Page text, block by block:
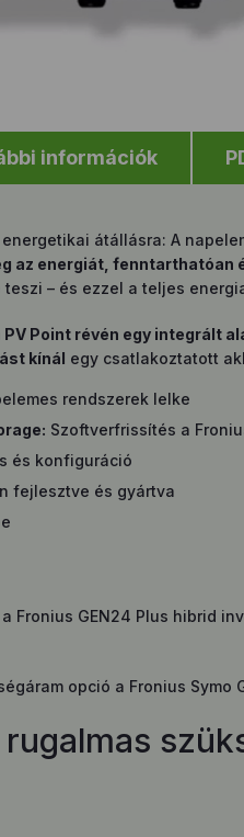
információk
átállásra: A
az energiát, fenntarthatóan
– és ezzel a teljes
PV Point révén egy integrált
kínál egy csatlakoztatott
rendszerek lelke
Szoftverfrissítés a
és konfiguráció
fejlesztve és gyártva
Fronius GEN24 Plus hibrid
opció a Fronius Symo